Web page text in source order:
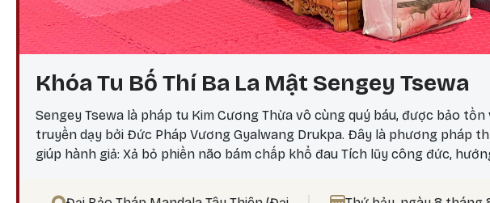
Khóa Tu Bố Thí Ba La Mật Sengey Tsewa
Sengey Tsewa là pháp tu Kim Cương Thừa vô cùng quý báu, được bảo tồn
truyền dạy bởi Đức Pháp Vương Gyalwang Drukpa. Đây là phương pháp
giúp hành giả: Xả bỏ phiền não bám chấp khổ đau Tích lũy công đức,
điểm công đức tu tập tăng trưởng mạnh mẽ, đặc biệt thích hợp để thực